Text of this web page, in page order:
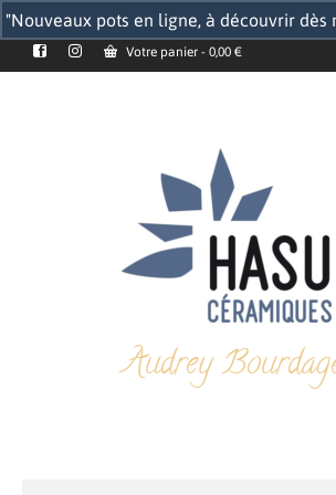
"Nouveaux pots en ligne, à découvrir dès
Votre panier - 0,00 €
Audrey